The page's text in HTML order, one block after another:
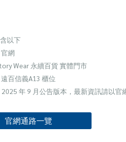
以下
網
Wear 永續百貨 實體門市
百信義A13 櫃位
年 9 月公告版本，最新資訊請以官
官網通路一覽